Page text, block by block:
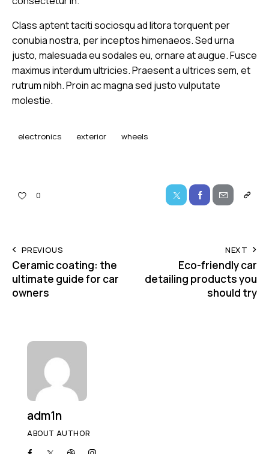
Class aptent taciti sociosqu ad litora torquent per
conubia nostra, per inceptos himenaeos. Sed urna
justo, malesuada eu sodales eu, ornare at augue. Fusce
maximus interdum ultricies. Praesent a ultrices sem, et
rutrum nibh. Proin ac magna sed justo vulputate
molestie.
electronics exterior wheels
0
PREVIOUS
Ceramic coating: the
ultimate guide for car
owners
NEXT
Eco-friendly car
detailing products you
should try
adm1n
ABOUT AUTHOR